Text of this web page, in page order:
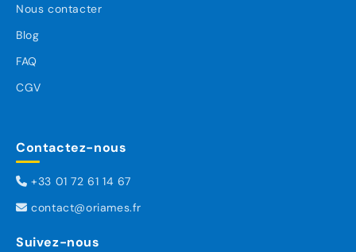
Nous contacter
Blog
FAQ
CGV
Contactez-nous
+33 01 72 61 14 67
contact@oriames.fr
Suivez-nous